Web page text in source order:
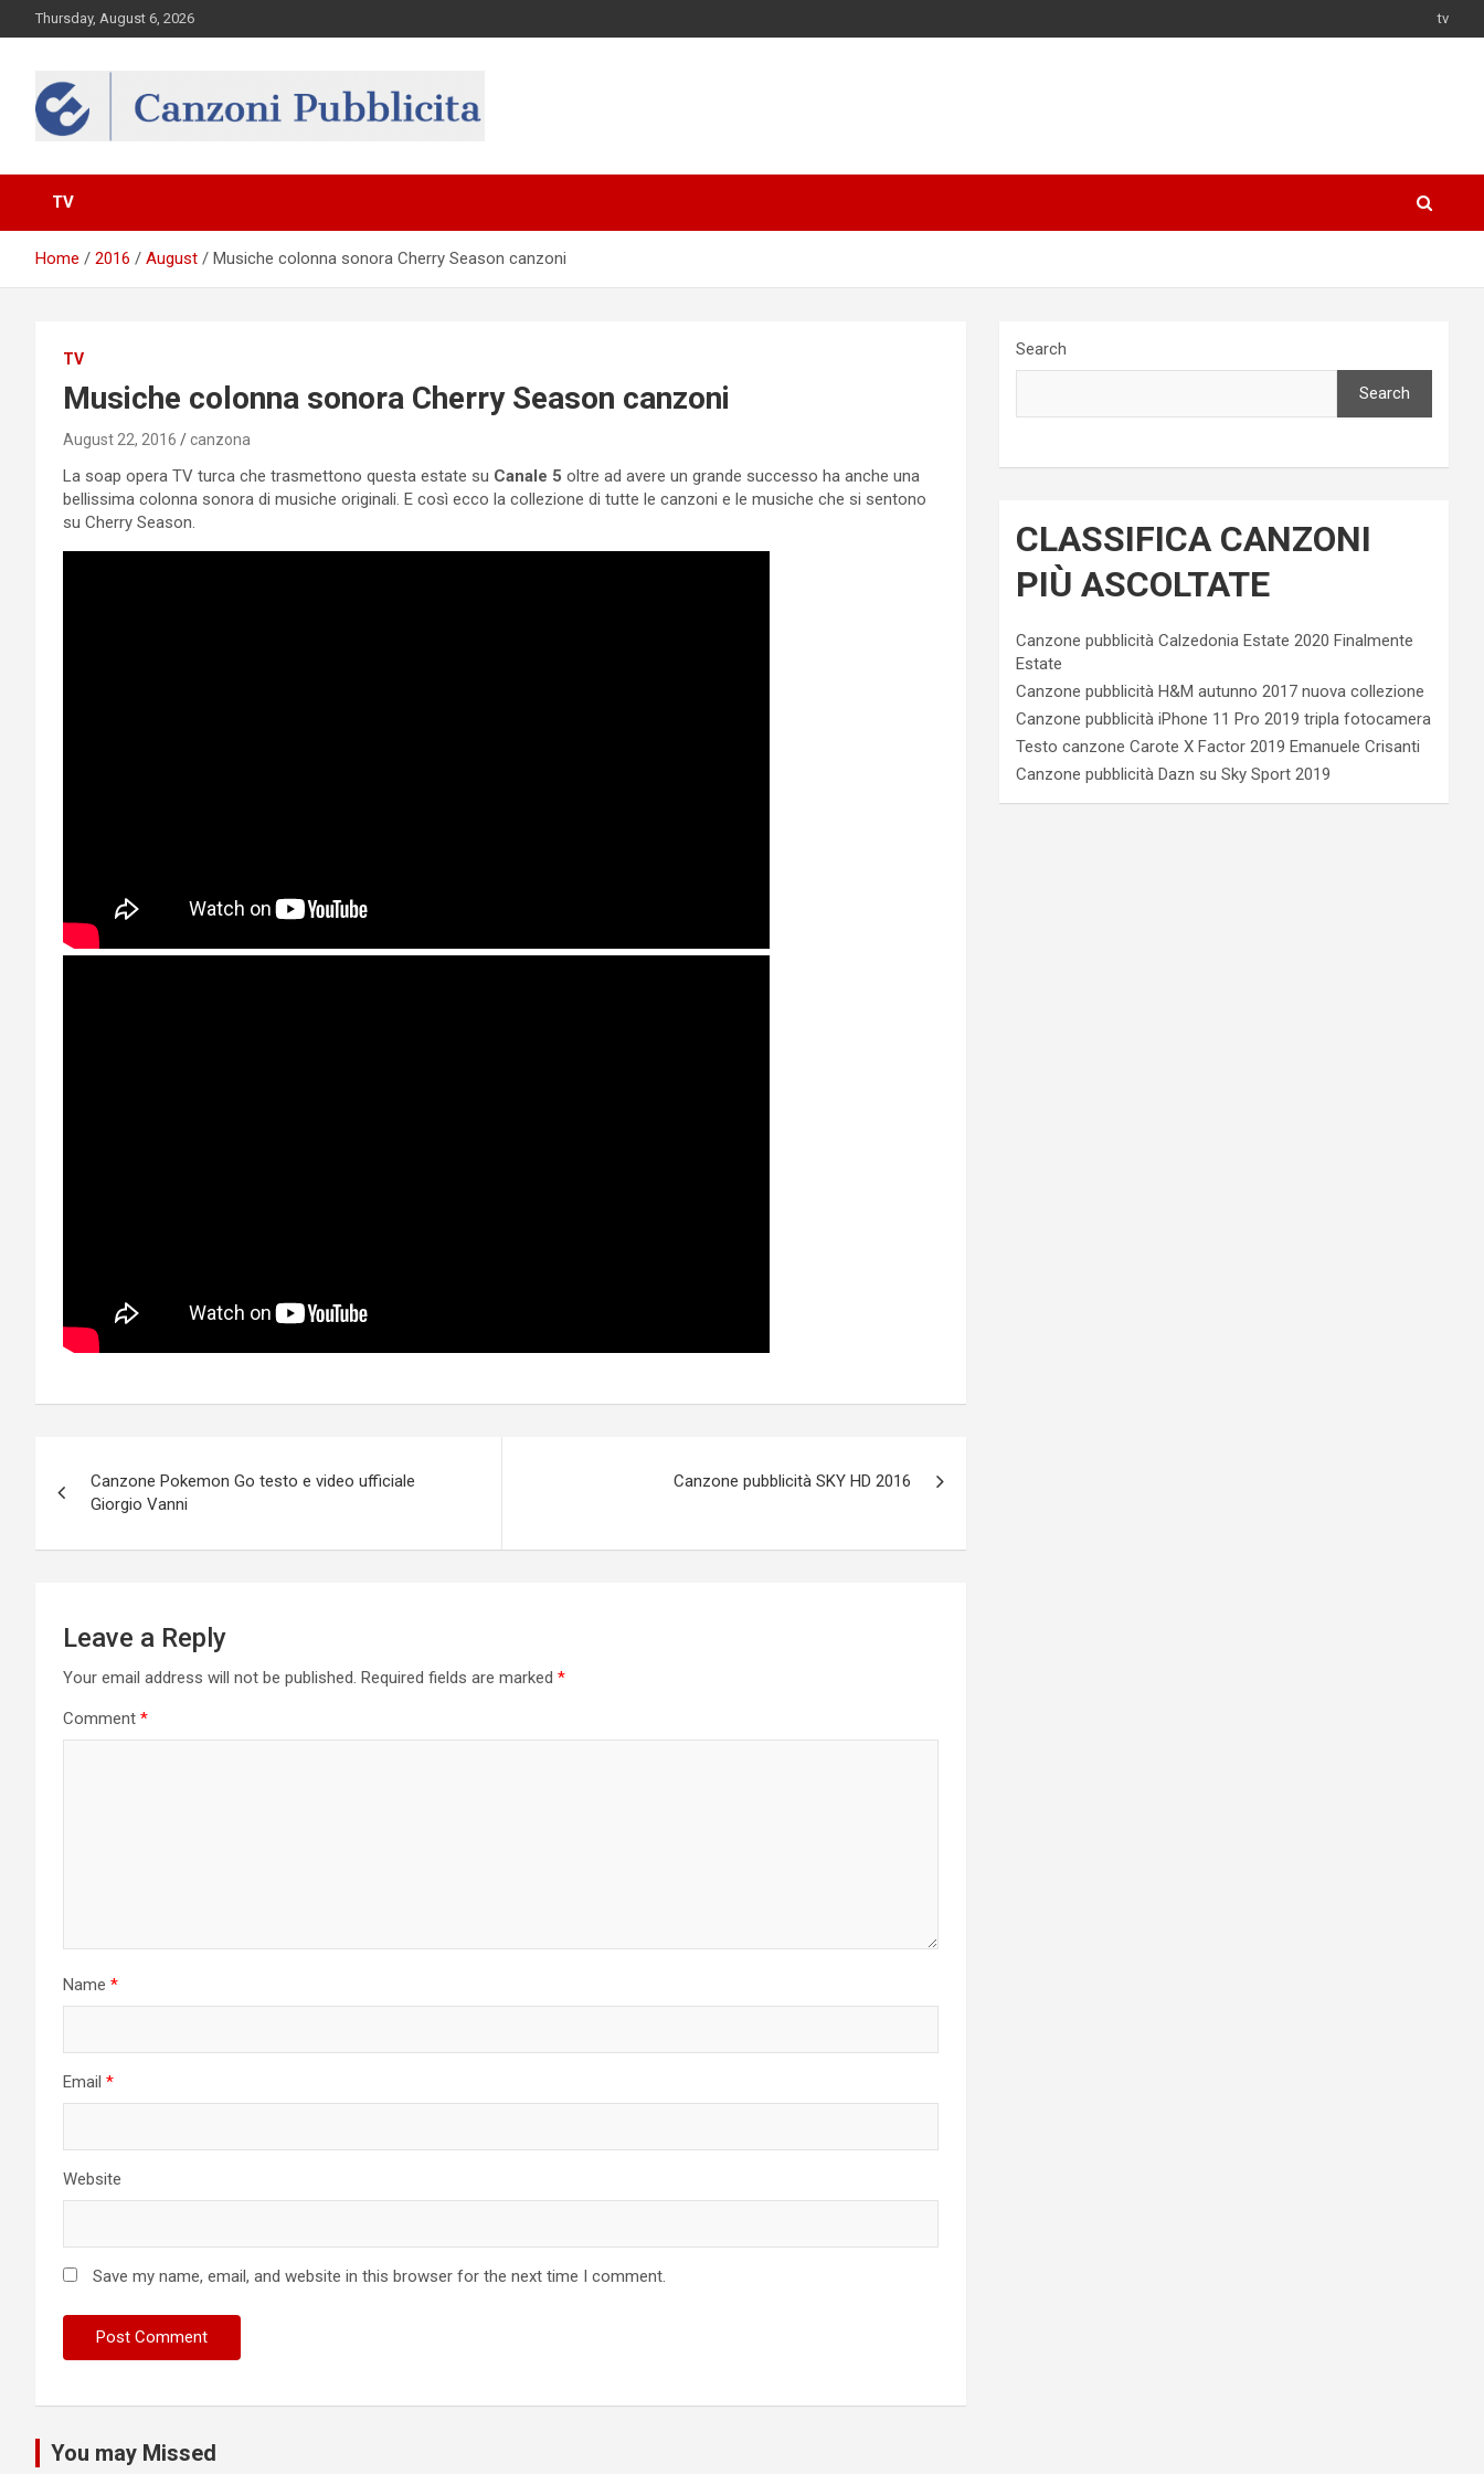
to
Thursday, August 6, 2026 tv
Canzona
TV
Home 2016 August Musiche colonna sonora Cherry Season canzoni
TV
Musiche colonna sonora Cherry Season canzoni
August 22, 2016 canzona
La soap opera TV turca che trasmettono questa estate su Canale 5 oltre ad avere un grande successo ha anche una
bellissima colonna sonora di musiche originali. E così ecco la collezione di tutte le canzoni e le musiche che si sentono
su Cherry Season.
navigation
Canzone Pokemon Go testo e video ufficiale
Giorgio Vanni
Canzone pubblicità SKY HD 2016
Leave a Reply
Your email address will not be published. Required fields are marked *
Comment *
Name *
Email *
Website
Save my name, email, and website in this browser for the next time I comment.
Search
Search
CLASSIFICA CANZONI
PIÙ ASCOLTATE
Canzone pubblicità Calzedonia Estate 2020 Finalmente
Estate
Canzone pubblicità H&M autunno 2017 nuova collezione
Canzone pubblicità iPhone 11 Pro 2019 tripla fotocamera
Testo canzone Carote X Factor 2019 Emanuele Crisanti
Canzone pubblicità Dazn su Sky Sport 2019
You may Missed